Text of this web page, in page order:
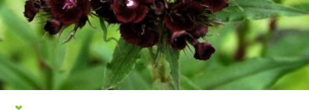
10 에키네시아